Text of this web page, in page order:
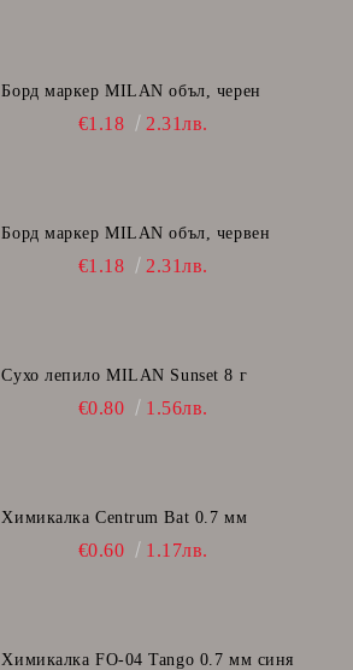
Борд маркер MILAN объл, черен
€1.18 2.31лв.
Борд маркер MILAN объл, червен
€1.18 2.31лв.
Сухо лепило MILAN Sunset 8 г
€0.80 1.56лв.
Химикалка Centrum Bat 0.7 мм
€0.60 1.17лв.
Химикалка FO-04 Tango 0.7 мм синя